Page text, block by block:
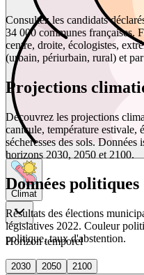
Climat
Horizon temporel
2030 2050
2100
Consultez les candidats
34 000 communes françaises.
centre, droite, écologistes,
(urbain, périurbain, rural) et
Projections
Découvrez les projections
canicule, température estivale,
sécheresses des sols.
horizons 2030, 2050 et 2100.
Données politiques
Résultats des élections
législatives 2022. Couleur
politique, taux d'abstention.